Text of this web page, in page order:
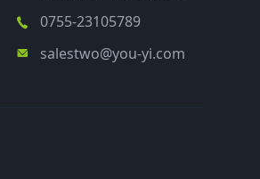
0755-23105789
salestwo@you-yi.com